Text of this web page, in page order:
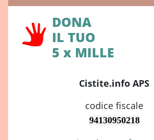
DONA
IL TUO
5 x MILLE
Cistite.info APS
codice fiscale
94130950218